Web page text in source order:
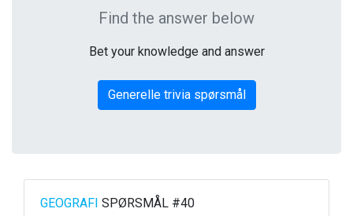
Find the answer below
Bet your knowledge and answer
Generelle trivia spørsmål
GEOGRAFI SPØRSMÅL #40